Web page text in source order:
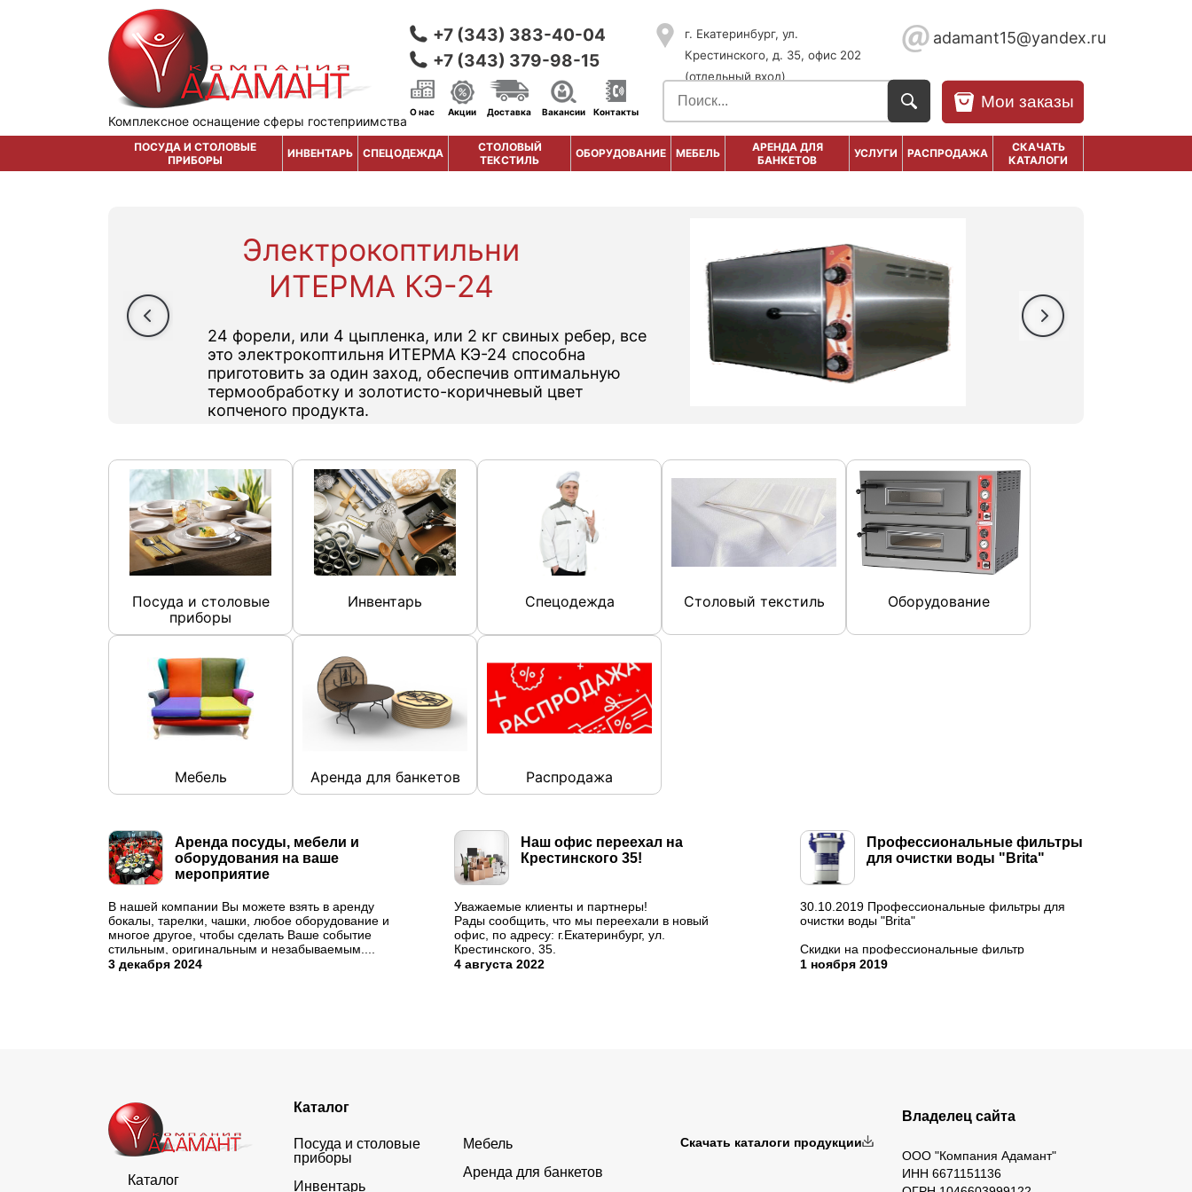
Комплексное оснащение сферы гостеприимства
+7 (343) 383-40-04
+7 (343) 379-98-15
г. Екатеринбург, ул.
Крестинского, д. 35, офис 202
(отдельный вход)
adamant15@yandex.ru
Мои заказы
О нас Акции Доставка Вакансии Контакты
ПОСУДА И СТОЛОВЫЕ
ПРИБОРЫ
ИНВЕНТАРЬ СПЕЦОДЕЖДА
СТОЛОВЫЙ
ТЕКСТИЛЬ
ОБОРУДОВАНИЕ МЕБЕЛЬ
АРЕНДА ДЛЯ
БАНКЕТОВ
УСЛУГИ РАСПРОДАЖА
СКАЧАТЬ
КАТАЛОГИ
Электрокоптильни
ИТЕРМА КЭ-24
24 форели, или 4 цыпленка, или 2 кг свиных ребер, все
это электрокоптильня ИТЕРМА КЭ-24 способна
приготовить за один заход, обеспечив оптимальную
термообработку и золотисто-коричневый цвет
копченого продукта.
Посуда и столовые
приборы
Инвентарь Спецодежда Столовый текстиль Оборудование
Мебель Аренда для банкетов Распродажа
Аренда посуды, мебели и
оборудования на ваше
мероприятие
В нашей компании Вы можете взять в аренду
бокалы, тарелки, чашки, любое оборудование и
многое другое, чтобы сделать Ваше событие
стильным, оригинальным и незабываемым....
3 декабря 2024
Наш офис переехал на
Крестинского 35!
Уважаемые клиенты и партнеры!
Рады сообщить, что мы переехали в новый
офис, по адресу: г.Екатеринбург, ул.
Крестинского, 35.
График работы остается прежним:
4 августа 2022
Профессиональные фильтры
для очистки воды "Brita"
30.10.2019 Профессиональные фильтры для
очистки воды "Brita"
Скидки на профессиональные фильтр
системы водоподготовки "Brita"!
1 ноября 2019
Каталог
Каталог
Посуда и столовые
приборы
Инвентарь
Мебель
Аренда для банкетов
Скачать каталоги продукции
Владелец сайта
ООО "Компания Адамант"
ИНН 6671151136